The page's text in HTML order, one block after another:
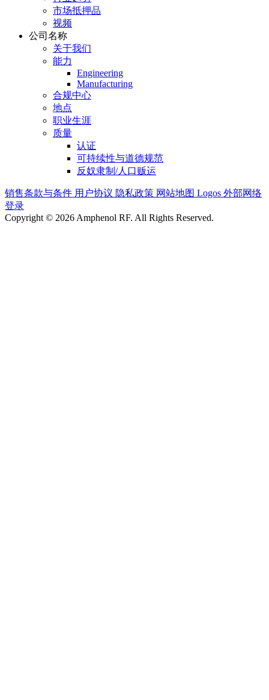
市场抵押品
视频
公司名称
关于我们
能力
Engineering
Manufacturing
合规中心
地点
职业生涯
质量
认证
可持续性与道德规范
反奴隶制/人口贩运
销售条款与条件 用户协议 隐私政策 网站地图 Logos 外部网络
登录
Copyright © 2026 Amphenol RF. All Rights Reserved.